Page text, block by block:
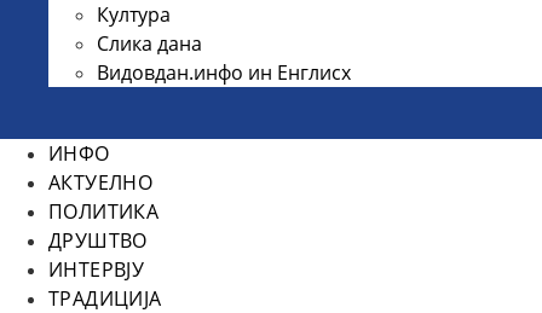
Култура
Слика дана
Видовдан.инфо ин Енглисх
ИНФО
АКТУЕЛНО
ПОЛИТИКА
ДРУШТВО
ИНТЕРВЈУ
ТРАДИЦИЈА